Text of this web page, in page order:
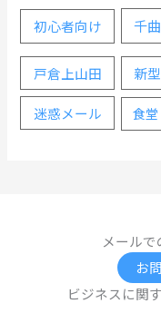
初心者向け 千
戸倉上山田 新
迷惑メール 食堂
メール
お
ビジネスに関